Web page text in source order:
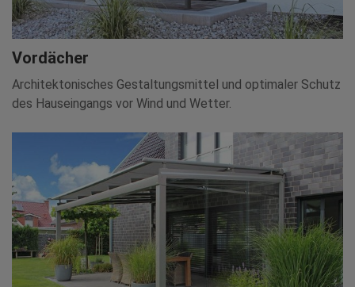
Vordächer
Architektonisches Gestaltungsmittel und optimaler Schutz
des Hauseingangs vor Wind und Wetter.